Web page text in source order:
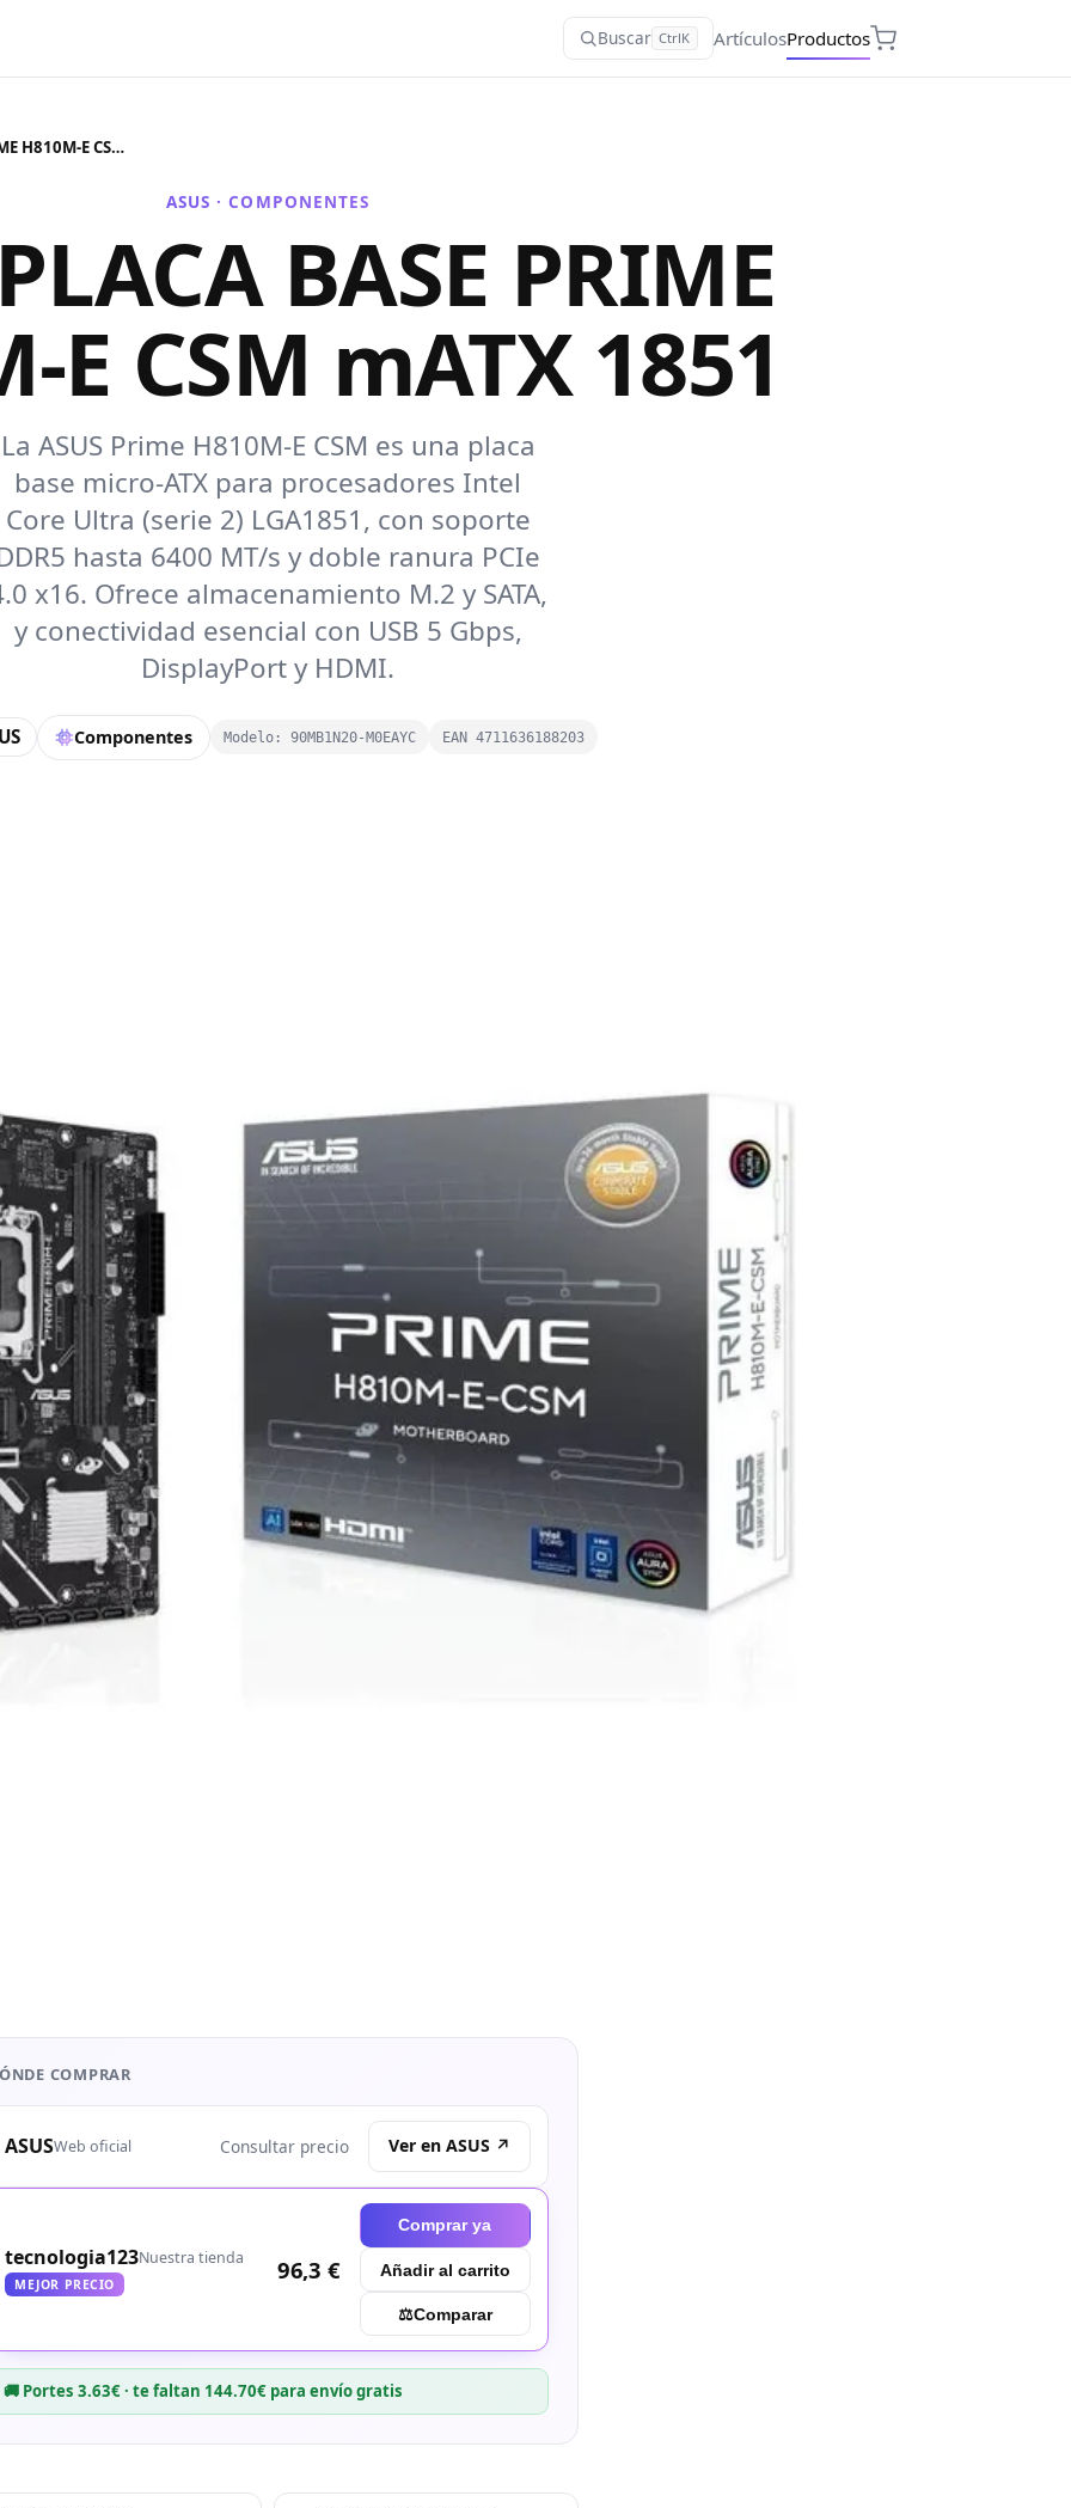
Buscar CtrlK ArtículosProductos
ASUS PLACA BASE PRIME H810M-E CSM mATX 1851
ASUS ·COMPONENTES
BASE PRIME
E CSM mATX 1851
La ASUS Prime H810M-E CSM es una placa
base micro-ATX para procesadores Intel
Core Ultra (serie 2) LGA1851, con soporte
hasta 6400 MT/s y doble ranura PCIe
x16. Ofrece almacenamiento M.2 y SATA,
y conectividad esencial con USB 5 Gbps,
DisplayPort y HDMI.
Componentes Modelo: 90MB1N20-M0EAYC EAN 4711636188203
COMPRAR
ASUSWeb oficial Consultar precio Ver en ASUS ↗
tecnologia123Nuestra tienda
MEJOR PRECIO
96,3 €
Comprar ya
Añadir al carrito
⚖︎Comparar
🚚 Portes 3.63€ · te faltan 144.70€ para envío gratis